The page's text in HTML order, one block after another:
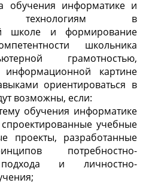
обучения информатике и
технологиям в
школе и формирование
школьника
грамотностью,
картине
ориентироваться в
возможны, если:
обучения информатике
учебные
проекты, разработанные
потребностно-
и личностно-